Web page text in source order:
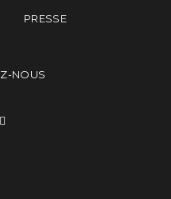
PRESSE
NOUS